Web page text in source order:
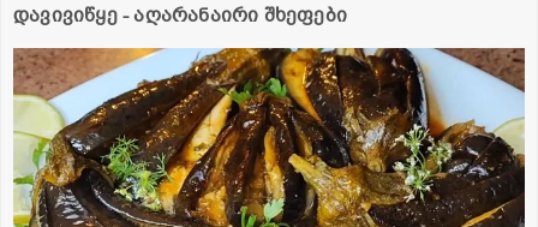
დავივიწყე - აღარანაირი შხეფები